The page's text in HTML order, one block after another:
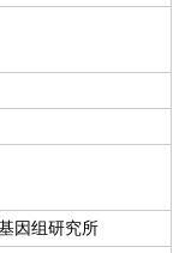
因组研究所